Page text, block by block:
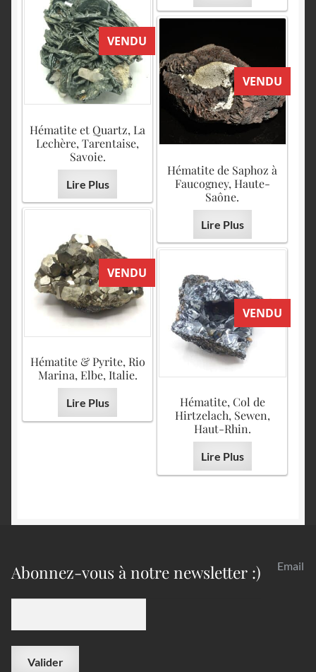
VENDU
Hématite et Quartz, La
Lechère, Tarentaise,
Savoie.
Lire Plus
VENDU
Hématite de Saphoz à
Faucogney, Haute-
Saône.
Lire Plus
VENDU
Hématite & Pyrite, Rio
Marina, Elbe, Italie.
Lire Plus
VENDU
Hématite, Col de
Hirtzelach, Sewen,
Haut-Rhin.
Lire Plus
Abonnez-vous à notre newsletter :) Email